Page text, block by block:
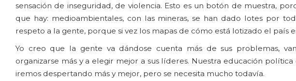
sensación de inseguridad, de violencia. Esto es un botón de muestra,
que hay: medioambientales, con las mineras, se han dado lotes por
respeto a la gente, porque si vez los mapas de cómo está lotizado el país
Yo creo que la gente va dándose cuenta más de sus problemas,
organizarse más y a elegir mejor a sus líderes. Nuestra educación
iremos despertando más y mejor, pero se necesita mucho todavía.